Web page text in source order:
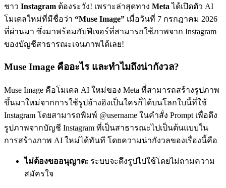
ชาว Instagram ต้องระวัง! เพราะล่าสุดทาง Meta ได้เปิดตัว AI
โมเดลใหม่ที่มีชื่อว่า “Muse Image” เมื่อวันที่ 7 กรกฎาคม 2026
ที่ผ่านมา ซึ่งมาพร้อมกับฟีเจอร์ที่สามารถใช้ภาพจาก Instagram
ของบัญชีสาธารณะเจนภาพได้เลย!
Muse Image คืออะไร และทำไมถึงน่ากังวล?
Muse Image คือโมเดล AI ใหม่ของ Meta ที่สามารถสร้างรูปภาพ
ขึ้นมาใหม่จากการใช้รูปอ้างอิงเป็นใครก็ได้บนโลกใบนี้ที่ใช้
Instagram โดยสามารถพิมพ์ @username ในคำสั่ง Prompt เพื่อดึง
รูปภาพจากบัญชี Instagram ที่เป็นสาธารณะไปเป็นต้นแบบใน
การสร้างภาพ AI ใหม่ได้ทันที โดยความน่ากังวลของเรื่องนี้คือ
ไม่ต้องขออนุญาต: ระบบจะดึงรูปไปใช้โดยไม่ถามความ
สมัครใจ